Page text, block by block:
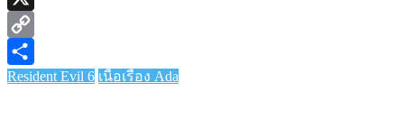
X
Copy
Link
Share
Resident Evil 6 เนื้อเรื่อง Ada